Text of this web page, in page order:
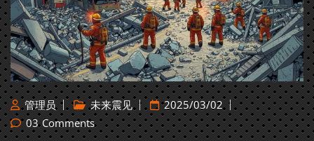
管理员 未来震见
2025/03/02
03 Comments